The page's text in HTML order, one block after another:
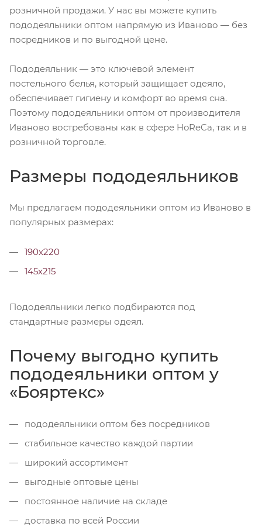
розничной продажи. У нас вы можете купить
пододеяльники оптом напрямую из Иваново — без
посредников и по выгодной цене.
Пододеяльник — это ключевой элемент
постельного белья, который защищает одеяло,
обеспечивает гигиену и комфорт во время сна.
Поэтому пододеяльники оптом от производителя
Иваново востребованы как в сфере HoReCa, так и в
розничной торговле.
Размеры пододеяльников
Мы предлагаем пододеяльники оптом из Иваново в
популярных размерах:
190х220
145х215
Пододеяльники легко подбираются под
стандартные размеры одеял.
Почему выгодно купить
пододеяльники оптом у
«Бояртекс»
пододеяльники оптом без посредников
стабильное качество каждой партии
широкий ассортимент
выгодные оптовые цены
постоянное наличие на складе
доставка по всей России